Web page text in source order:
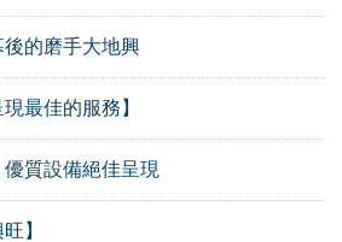
的磨手大地興
最佳的服務】
質設備絕佳呈現
】